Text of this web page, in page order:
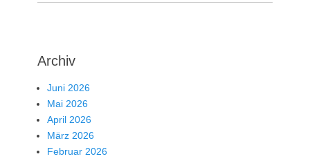
Archiv
Juni 2026
Mai 2026
April 2026
März 2026
Februar 2026